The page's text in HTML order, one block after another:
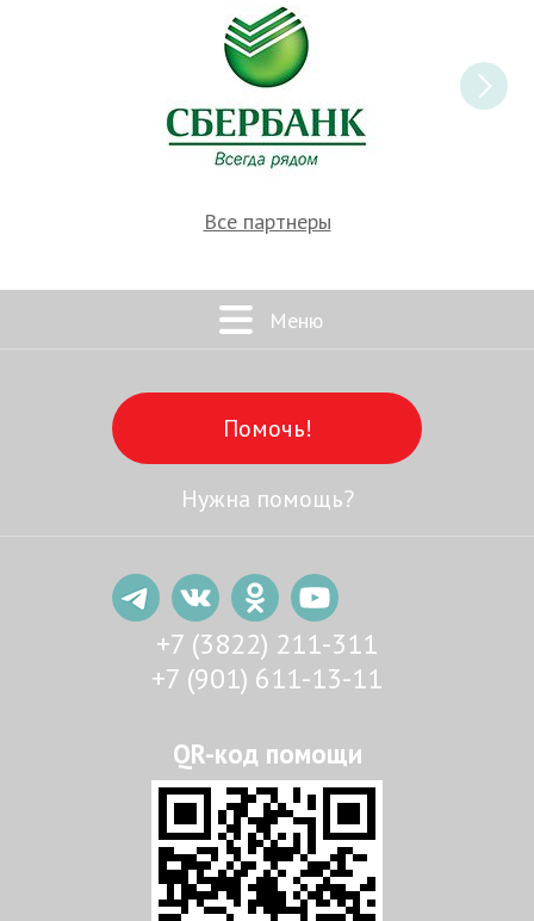
Все партнеры
Меню
Помочь!
Нужна помощь?
+7 (3822) 211-311
+7 (901) 611-13-11